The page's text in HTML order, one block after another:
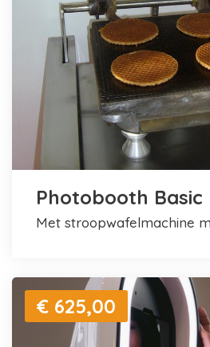
Photobooth Basic
met stroopwafelmachine
€ 625,00